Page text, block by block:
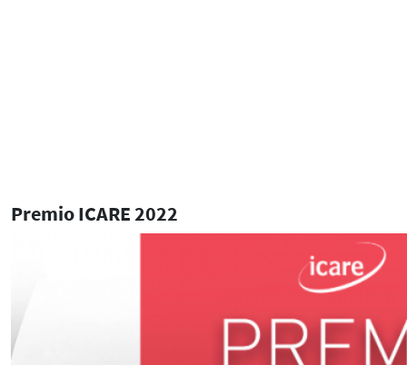
Premio ICARE 2022